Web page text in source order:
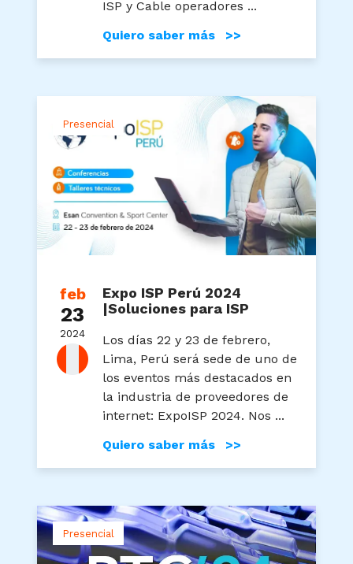
ISP y Cable operadores ...
Quiero saber más >>
feb
23
2024
Presencial
Expo ISP Perú 2024
|Soluciones para ISP
Los días 22 y 23 de febrero,
Lima, Perú será sede de uno de
los eventos más destacados en
la industria de proveedores de
internet: ExpoISP 2024. Nos ...
Quiero saber más >>
Presencial